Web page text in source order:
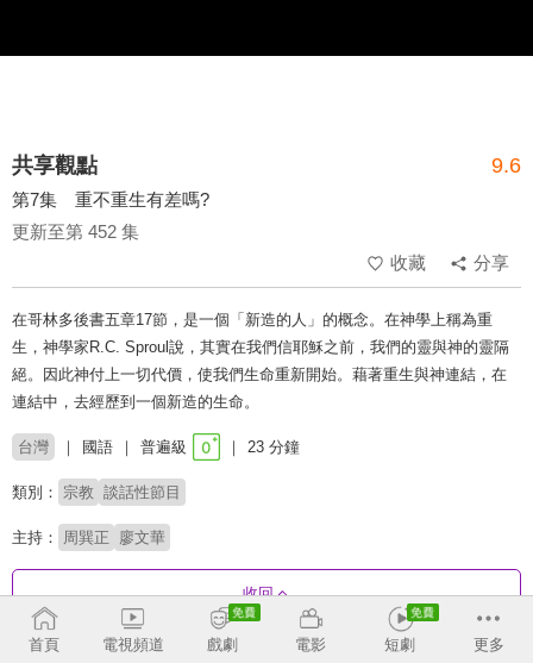
共享觀點 9.6
第7集 重不重生有差嗎?
更新至第 452 集
收藏
分享
在哥林多後書五章17節，是一個「新造的人」的概念。在神學上稱為重
生，神學家R.C. Sproul說，其實在我們信耶穌之前，我們的靈與神的靈隔
絕。因此神付上一切代價，使我們生命重新開始。藉著重生與神連結，在
連結中，去經歷到一個新造的生命。
台灣 國語 普遍級 23 分鐘
類別： 宗教 談話性節目
主持： 周巽正 廖文華
收回
首頁 電視頻道 戲劇 電影 短劇 更多